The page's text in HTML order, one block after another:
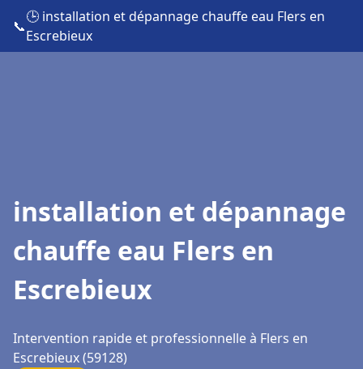
📞
🕒 installation et dépannage chauffe eau Flers en
Escrebieux
installation et dépannage
chauffe eau Flers en
Escrebieux
Intervention rapide et professionnelle à Flers en
Escrebieux (59128)